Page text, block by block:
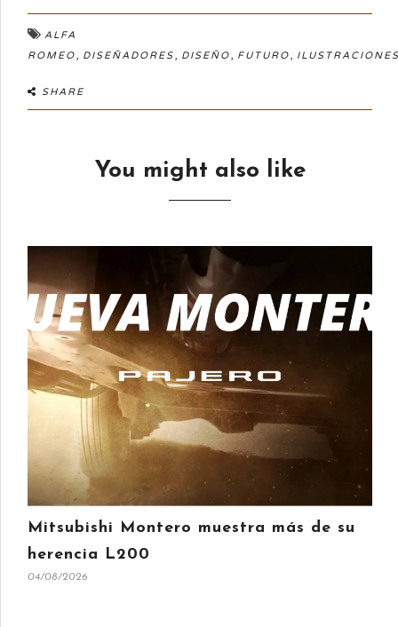
ALFA
ROMEO, DISEÑADORES, DISEÑO, FUTURO,
SHARE
You might also like
Mitsubishi Montero muestra más de su
herencia L200
04/08/2026